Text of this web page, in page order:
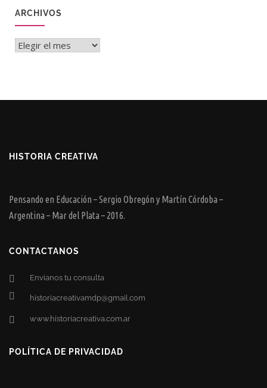
ARCHIVOS
Archivos
HISTORIA CREATIVA
Pensando en Educación – Sergio Obregón y Martín Córdoba –
Argentina – Mar del Plata – 2016.
CONTACTANOS
Envianos tu consulta
historiacreativamdp@gmail.com
www.historiacreativa.com.ar
POLÍTICA DE PRIVACIDAD